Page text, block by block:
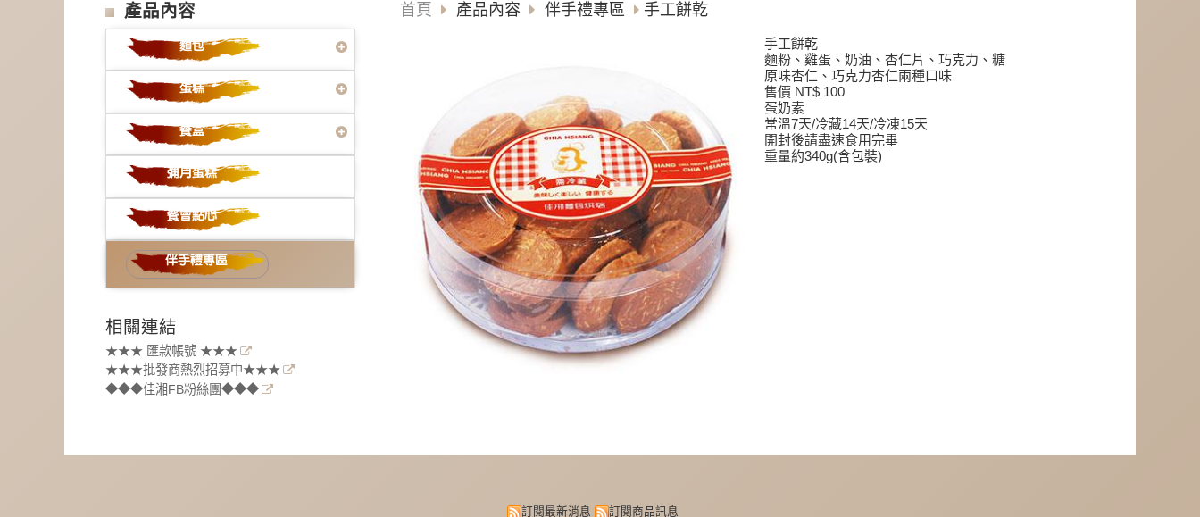
產品內容
相關連結
★★★ 匯款帳號 ★★★
★★★批發商熱烈招募中★★★
◆◆◆佳湘FB粉絲團◆◆◆
首頁 產品內容 伴手禮專區 手工餅乾
手工餅乾
麵粉、雞蛋、奶油、杏仁片、巧克力、糖
原味杏仁、巧克力杏仁兩種口味
售價 NT$ 100
蛋奶素
常溫7天/冷藏14天/冷凍15天
開封後請盡速食用完畢
重量約340g(含包裝)
訂閱最新消息 訂閱商品訊息